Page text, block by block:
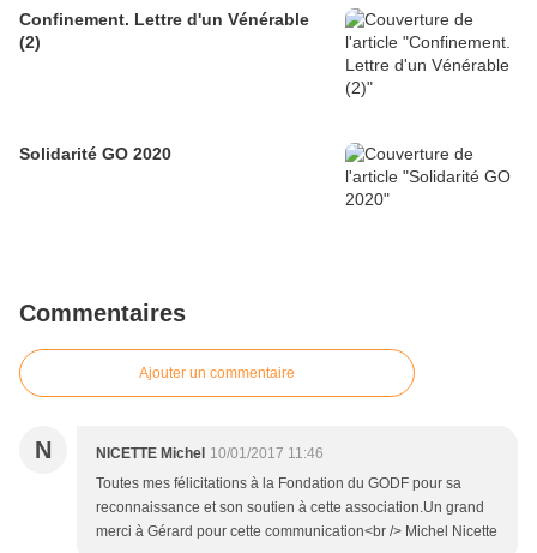
Confinement. Lettre d'un Vénérable
(2)
Solidarité GO 2020
Commentaires
Ajouter un commentaire
N NICETTE Michel 10/01/2017 11:46
Toutes mes félicitations à la Fondation du GODF pour sa
reconnaissance et son soutien à cette association.Un grand
merci à Gérard pour cette communication<br /> Michel Nicette